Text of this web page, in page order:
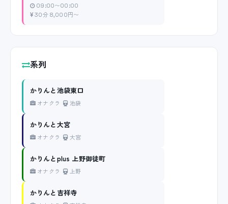
09:00〜00:00
30分 8,000円〜
系列
かりんと池袋東口
オナクラ 池袋
かりんと大宮
オナクラ 大宮
かりんとplus 上野御徒町
オナクラ 上野
かりんと吉祥寺